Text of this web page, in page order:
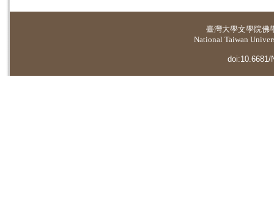
臺灣大學文學院佛
National Taiwan
doi:10.6681/